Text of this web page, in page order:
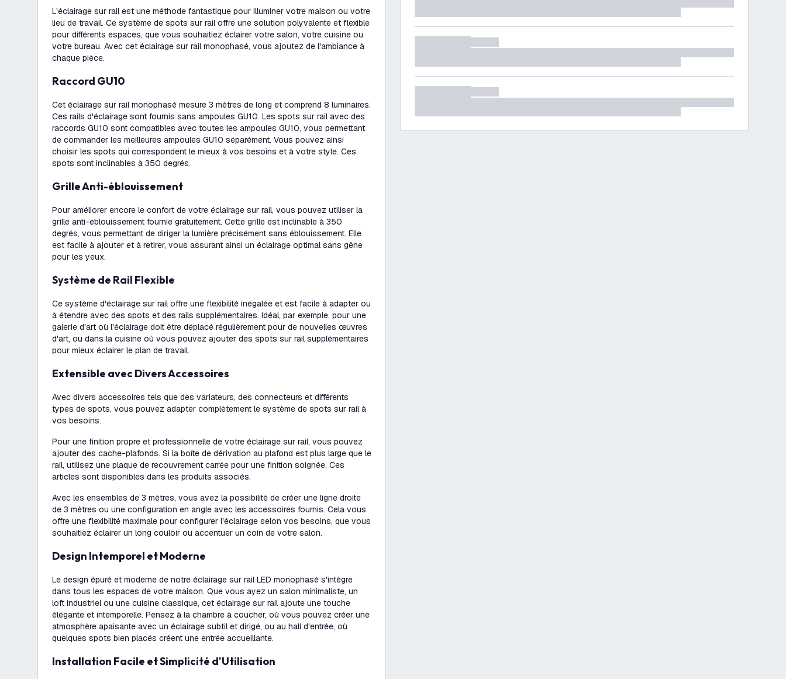
L'éclairage sur rail est une méthode fantastique pour illuminer votre maison ou votre
lieu de travail. Ce système de spots sur rail offre une solution polyvalente et flexible
pour différents espaces, que vous souhaitiez éclairer votre salon, votre cuisine ou
votre bureau. Avec cet éclairage sur rail monophasé, vous ajoutez de l'ambiance à
chaque pièce.
Raccord GU10
Cet éclairage sur rail monophasé mesure 3 mètres de long et comprend 8 luminaires.
Ces rails d'éclairage sont fournis sans ampoules GU10. Les spots sur rail avec des
raccords GU10 sont compatibles avec toutes les ampoules GU10, vous permettant
de commander les meilleures ampoules GU10 séparément. Vous pouvez ainsi
choisir les spots qui correspondent le mieux à vos besoins et à votre style. Ces
spots sont inclinables à 350 degrés.
Grille Anti-éblouissement
Pour améliorer encore le confort de votre éclairage sur rail, vous pouvez utiliser la
grille anti-éblouissement fournie gratuitement. Cette grille est inclinable à 350
degrés, vous permettant de diriger la lumière précisément sans éblouissement. Elle
est facile à ajouter et à retirer, vous assurant ainsi un éclairage optimal sans gêne
pour les yeux.
Système de Rail Flexible
Ce système d'éclairage sur rail offre une flexibilité inégalée et est facile à adapter ou
à étendre avec des spots et des rails supplémentaires. Idéal, par exemple, pour une
galerie d'art où l'éclairage doit être déplacé régulièrement pour de nouvelles œuvres
d'art, ou dans la cuisine où vous pouvez ajouter des spots sur rail supplémentaires
pour mieux éclairer le plan de travail.
Extensible avec Divers Accessoires
Avec divers accessoires tels que des variateurs, des connecteurs et différents
types de spots, vous pouvez adapter complètement le système de spots sur rail à
vos besoins.
Pour une finition propre et professionnelle de votre éclairage sur rail, vous pouvez
ajouter des cache-plafonds. Si la boîte de dérivation au plafond est plus large que le
rail, utilisez une plaque de recouvrement carrée pour une finition soignée. Ces
articles sont disponibles dans les produits associés.
Avec les ensembles de 3 mètres, vous avez la possibilité de créer une ligne droite
de 3 mètres ou une configuration en angle avec les accessoires fournis. Cela vous
offre une flexibilité maximale pour configurer l'éclairage selon vos besoins, que vous
souhaitiez éclairer un long couloir ou accentuer un coin de votre salon.
Design Intemporel et Moderne
Le design épuré et moderne de notre éclairage sur rail LED monophasé s'intègre
dans tous les espaces de votre maison. Que vous ayez un salon minimaliste, un
loft industriel ou une cuisine classique, cet éclairage sur rail ajoute une touche
élégante et intemporelle. Pensez à la chambre à coucher, où vous pouvez créer une
atmosphère apaisante avec un éclairage subtil et dirigé, ou au hall d'entrée, où
quelques spots bien placés créent une entrée accueillante.
Installation Facile et Simplicité d'Utilisation